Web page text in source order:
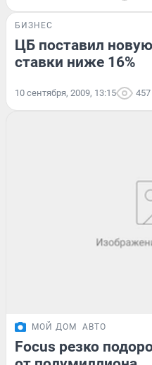
БИЗНЕС
ЦБ поставил
ставки ниже 16%
10 сентября, 2009, 13:15 457
МОЙ ДОМ АВТО
Focus резко